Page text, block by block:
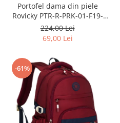
Portofel dama din piele
Rovicky PTR-R-PRK-01-F19-
2757 BE
224,00 Lei
69,00 Lei
-61%